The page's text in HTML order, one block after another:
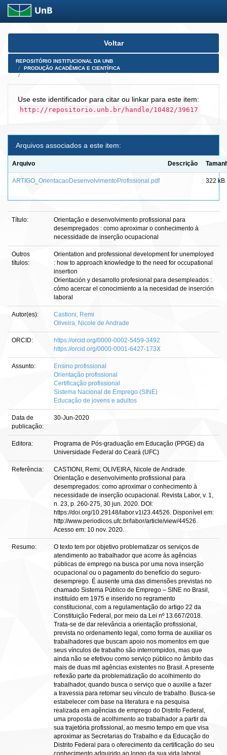
Skip
Voltar
REPOSITÓRIO INSTITUCIONAL DA UNB
PRODUÇÃO ACADÊMICA E CIENTÍFICA
Use este identificador para citar ou linkar para este item:
http://repositorio.unb.br/handle/10482/39617
Arquivos associados a este item:
Arquivo Descrição
ARTIGO_OrientacaoDesenvolvimentoProfissional.pdf 322 kB
Título:
Orientação e desenvolvimento profissional para
desempregados : como aproximar o conhecimento à
necessidade de inserção ocupacional
Outros
títulos:
Orientation and professional development for unemployed
: how to approach knowledge to the need for occupational
insertion
Orientación y desarrollo profesional para desempleados :
cómo acercar el conocimiento a la necesidad de inserción
laboral
Autor(es):
Castioni, Remi
Oliveira, Nicole de Andrade
ORCID:
https://orcid.org/0000-0002-5459-3492
https://orcid.org/0000-0001-6427-173X
Assunto:
Ensino profissional
Orientação profissional
Certificação profissional
Sistema Nacional de Emprego (SINE)
Educação de jovens e adultos
Data de
publicação:
30-Jun-2020
Editora:
Programa de Pós-graduação em Educação (PPGE) da
Universidade Federal do Ceará (UFC)
Referência:
CASTIONI, Remi; OLIVEIRA, Nicole de Andrade.
Orientação e desenvolvimento profissional para
desempregados: como aproximar o conhecimento à
necessidade de inserção ocupacional. Revista Labor, v. 1,
n. 23, p. 260-275, 30 jun. 2020. DOI:
https://doi.org/10.29148/labor.v1i23.44526. Disponível em:
http://www.periodicos.ufc.br/labor/article/view/44526.
Acesso em: 10 nov. 2020.
Resumo:
O texto tem por objetivo problematizar os serviços de
atendimento ao trabalhador que acorre às agências
públicas de emprego na busca por uma nova inserção
ocupacional ou o pagamento do benefício do seguro-
desemprego. É ausente uma das dimensões previstas no
chamado Sistema Público de Emprego – SINE no Brasil,
instituído em 1975 e inserido no regramento
constitucional, com a regulamentação do artigo 22 da
Constituição Federal, por meio da Lei nº 13.667/2018.
Trata-se de dar relevância a orientação profissional,
prevista no ordenamento legal, como forma de auxiliar os
trabalhadores que buscam apoio nos momentos em que
seus vínculos de trabalho são interrompidos, mas que
ainda não se efetivou como serviço público no âmbito das
mais de duas mil agências existentes no Brasil. A presente
reflexão parte da problematização do acolhimento do
trabalhador, quando busca o serviço que o auxilie a fazer
a travessia para retomar seu vínculo de trabalho. Busca-se
estabelecer com base na literatura e na pesquisa
realizada em agências de emprego do Distrito Federal,
uma proposta de acolhimento ao trabalhador a partir da
sua trajetória profissional, ao mesmo tempo em que visa
aproximar as Secretarias do Trabalho e da Educação do
Distrito Federal para o oferecimento da certificação do seu
conhecimento adquirido ao longo da sua vida laboral,